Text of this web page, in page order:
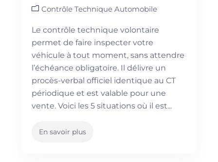
Contrôle Technique Automobile
Le contrôle technique volontaire
permet de faire inspecter votre
véhicule à tout moment, sans attendre
l’échéance obligatoire. Il délivre un
procès-verbal officiel identique au CT
périodique et est valable pour une
vente. Voici les 5 situations où il est...
En savoir plus